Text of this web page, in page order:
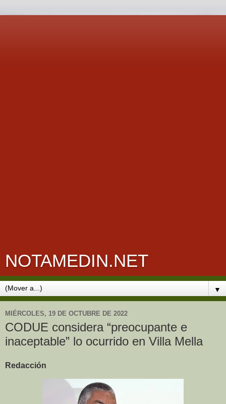
NOTAMEDIN.NET
▼
MIÉRCOLES, 19 DE OCTUBRE DE 2022
CODUE considera “preocupante e
inaceptable” lo ocurrido en Villa Mella
Redacción